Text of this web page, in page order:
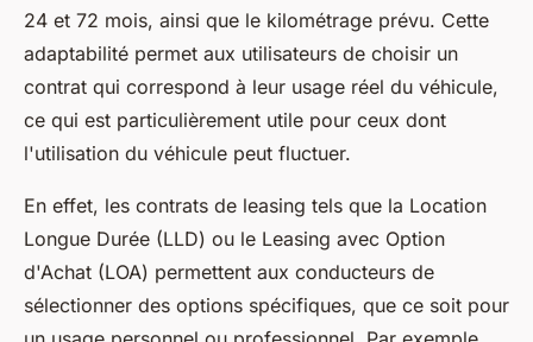
24 et 72 mois, ainsi que le kilométrage prévu. Cette
adaptabilité permet aux utilisateurs de choisir un
contrat qui correspond à leur usage réel du véhicule,
ce qui est particulièrement utile pour ceux dont
l'utilisation du véhicule peut fluctuer.
En effet, les contrats de leasing tels que la Location
Longue Durée (LLD) ou le Leasing avec Option
d'Achat (LOA) permettent aux conducteurs de
sélectionner des options spécifiques, que ce soit pour